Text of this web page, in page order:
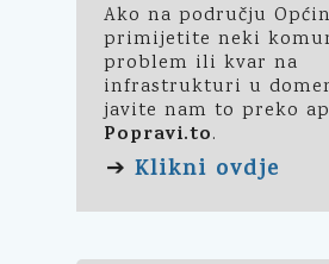
Ako na području
primijetite neki
problem ili kvar na
infrastrukturi u
javite nam to preko
Popravi.to.
➔ Klikni ovdje